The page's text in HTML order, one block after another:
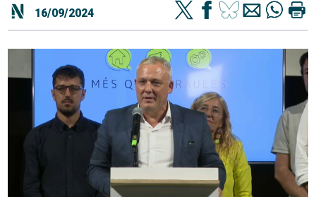
16/09/2024